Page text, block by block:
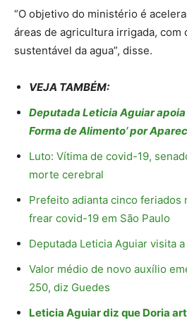
“O objetivo do ministério é
áreas de agricultura irrigada, com
sustentável da agua”, disse.
VEJA TAMBÉM:
Deputada Leticia Aguiar apoia
Forma de Alimento’ por
Luto: Vítima de covid-19,
morte cerebral
Prefeito adianta cinco feriados
frear covid-19 em São Paulo
Deputada Leticia Aguiar visita
Valor médio de novo auxílio
250, diz Guedes
Leticia Aguiar diz que Doria